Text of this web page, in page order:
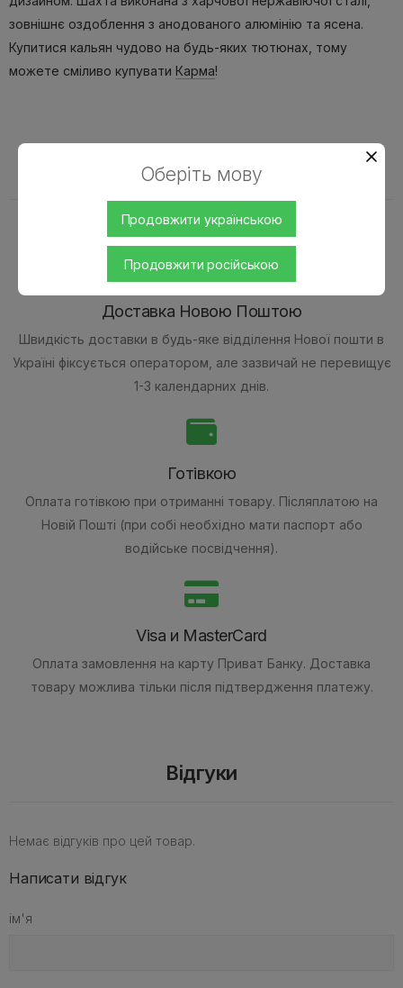
Оберіть мову
Продовжити українською
Продовжити російською
зовнішнє оздоблення з анодованого алюмінію та ясена.
Купитися кальян чудово на будь-яких тютюнах, тому
можете сміливо купувати Карма!
Доставка і оплата
Доставка Новою Поштою
Швидкість доставки в будь-яке відділення Нової пошти в
Україні фіксується оператором, але зазвичай не перевищує
1-3 календарних днів.
Готівкою
Оплата готівкою при отриманні товару. Післяплатою на
Новій Пошті (при собі необхідно мати паспорт або
водійське посвідчення).
Visa и MasterCard
Оплата замовлення на карту Приват Банку. Доставка
товару можлива тільки після підтвердження платежу.
Відгуки
Немає відгуків про цей товар.
Написати відгук
ім'я